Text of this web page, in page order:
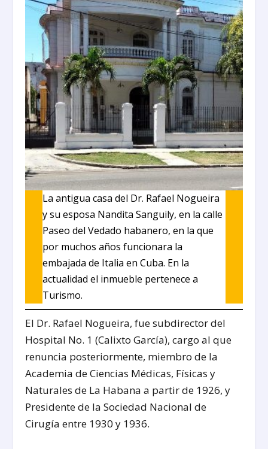
La antigua casa del Dr. Rafael Nogueira
y su esposa Nandita Sanguily, en la calle
Paseo del Vedado habanero, en la que
por muchos años funcionara la
embajada de Italia en Cuba. En la
actualidad el inmueble pertenece a
Turismo.
El Dr. Rafael Nogueira, fue subdirector del
Hospital No. 1 (Calixto García), cargo al que
renuncia posteriormente, miembro de la
Academia de Ciencias Médicas, Físicas y
Naturales de La Habana a partir de 1926, y
Presidente de la Sociedad Nacional de
Cirugía entre 1930 y 1936.